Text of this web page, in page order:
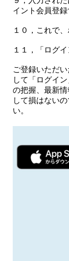
イント会員登
１０，これで
１１，「ログ
ご登録いただ
して「ログイ
の把握、最新
して損はない
い。